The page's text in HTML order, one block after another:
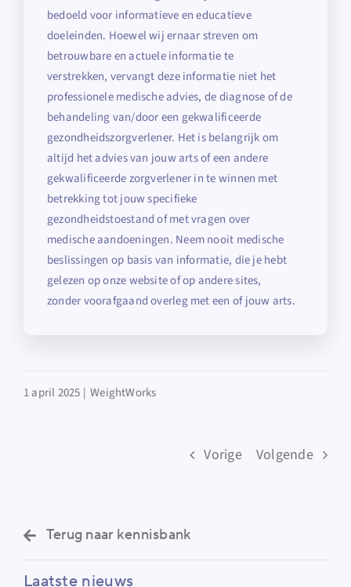
bedoeld voor informatieve en educatieve
doeleinden. Hoewel wij ernaar streven om
betrouwbare en actuele informatie te
verstrekken, vervangt deze informatie niet het
professionele medische advies, de diagnose of de
behandeling van/door een gekwalificeerde
gezondheidszorgverlener. Het is belangrijk om
altijd het advies van jouw arts of een andere
gekwalificeerde zorgverlener in te winnen met
betrekking tot jouw specifieke
gezondheidstoestand of met vragen over
medische aandoeningen. Neem nooit medische
beslissingen op basis van informatie, die je hebt
gelezen op onze website of op andere sites,
zonder voorafgaand overleg met een of jouw arts.
1 april 2025 | WeightWorks
Vorige Volgende
Terug naar kennisbank
Laatste nieuws